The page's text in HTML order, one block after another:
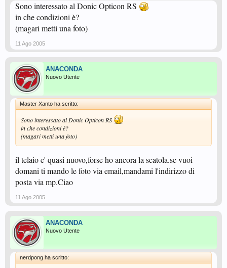
Sono interessato al Donic Opticon RS
in che condizioni è?
(magari metti una foto)
11 Ago 2005
ANACONDA
Nuovo Utente
Master Xanto ha scritto:
Sono interessato al Donic Opticon RS
in che condizioni è?
(magari metti una foto)
il telaio e' quasi nuovo,forse ho ancora la scatola.se vuoi
domani ti mando le foto via email,mandami l'indirizzo di
posta via mp.Ciao
11 Ago 2005
ANACONDA
Nuovo Utente
nerdpong ha scritto: